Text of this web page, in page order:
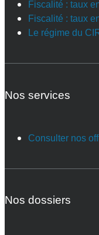
Fiscalité : taux
Fiscalité : taux
Le régime du
Nos services
Consulter nos
Nos dossiers